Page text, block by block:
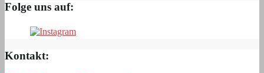
Folge uns auf:
Kontakt: